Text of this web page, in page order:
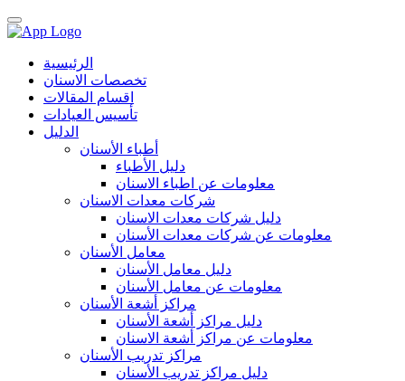
الرئيسية
تخصصات الاسنان
اقسام المقالات
تأسيس العيادات
الدليل
أطباء الأسنان
دليل الأطباء
معلومات عن اطباء الاسنان
شركات معدات الاسنان
دليل شركات معدات الاسنان
معلومات عن شركات معدات الأسنان
معامل الأسنان
دليل معامل الأسنان
معلومات عن معامل الأسنان
مراكز أشعة الأسنان
دليل مراكز أشعة الأسنان
معلومات عن مراكز أشعة الاسنان
مراكز تدريب الأسنان
دليل مراكز تدريب الأسنان